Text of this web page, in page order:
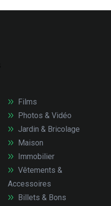
Films
Photos & Vidéo
Jardin & Bricolage
Maison
Immobilier
Vêtements &
Accessoires
Billets & Bons